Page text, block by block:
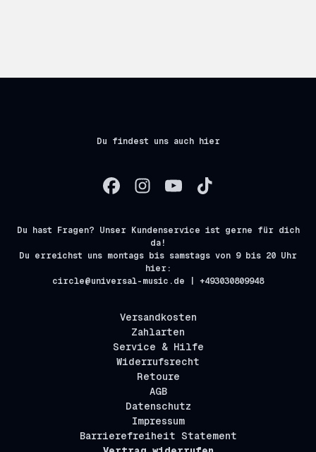
Du findest uns auch hier
Du hast Fragen? Unser Kundenservice ist gerne für dich
da!
Du erreichst uns montags bis samstags von 9 bis 20 Uhr
hier:
circle@universal-music.de | +493030809948
Versandkosten
Zahlarten
Service & Hilfe
Widerrufsrecht
Retoure
AGB
Datenschutz
Impressum
Barrierefreiheit Statement